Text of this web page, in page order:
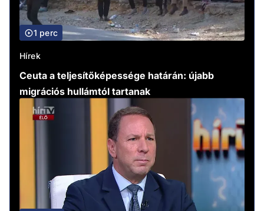
1 perc
Hírek
Ceuta a teljesítőképessége határán: újabb
migrációs hullámtól tartanak